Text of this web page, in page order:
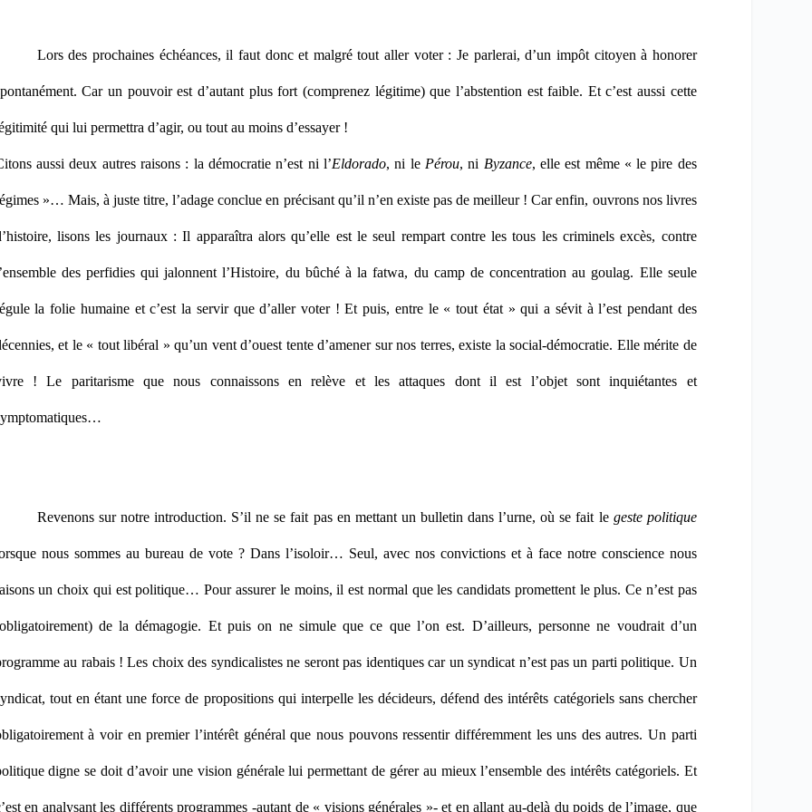
Lors des prochaines échéances, il faut donc et malgré tout aller voter : Je parlerai, d’un impôt citoyen à honorer
Car un pouvoir est d’autant plus fort (comprenez légitime) que l’abstention est faible. Et c’est aussi cette
qui lui permettra d’agir, ou tout au moins d’essayer !
aussi deux autres raisons : la démocratie n’est ni l’Eldorado, ni le Pérou, ni Byzance, elle est même « le pire des
»… Mais, à juste titre, l’adage conclue en précisant qu’il n’en existe pas de meilleur ! Car enfin, ouvrons nos livres
lisons les journaux : Il apparaîtra alors qu’elle est le seul rempart contre les tous les criminels excès, contre
des perfidies qui jalonnent l’Histoire, du bûché à la fatwa, du camp de concentration au goulag. Elle seule
la folie humaine et c’est la servir que d’aller voter ! Et puis, entre le « tout état » qui a sévit à l’est pendant des
et le « tout libéral » qu’un vent d’ouest tente d’amener sur nos terres, existe la social-démocratie. Elle mérite de
! Le paritarisme que nous connaissons en relève et les attaques dont il est l’objet sont inquiétantes et
Revenons sur notre introduction. S’il ne se fait pas en mettant un bulletin dans l’urne, où se fait le geste politique
nous sommes au bureau de vote ? Dans l’isoloir… Seul, avec nos convictions et à face notre conscience nous
un choix qui est politique… Pour assurer le moins, il est normal que les candidats promettent le plus. Ce n’est pas
de la démagogie. Et puis on ne simule que ce que l’on est. D’ailleurs, personne ne voudrait d’un
au rabais ! Les choix des syndicalistes ne seront pas identiques car un syndicat n’est pas un parti politique. Un
tout en étant une force de propositions qui interpelle les décideurs, défend des intérêts catégoriels sans chercher
à voir en premier l’intérêt général que nous pouvons ressentir différemment les uns des autres. Un parti
digne se doit d’avoir une vision générale lui permettant de gérer au mieux l’ensemble des intérêts catégoriels. Et
en analysant les différents programmes -autant de « visions générales »- et en allant au-delà du poids de l’image, que